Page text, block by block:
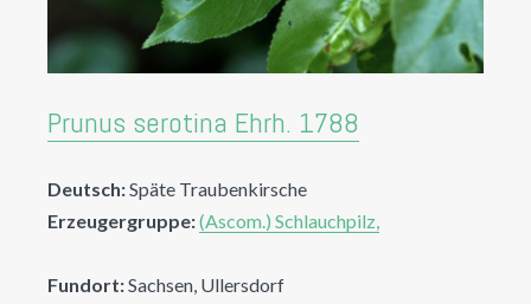
Prunus serotina Ehrh. 1788
Deutsch:Späte Traubenkirsche
Erzeugergruppe:(Ascom.) Schlauchpilz,
Fundort:Sachsen, Ullersdorf